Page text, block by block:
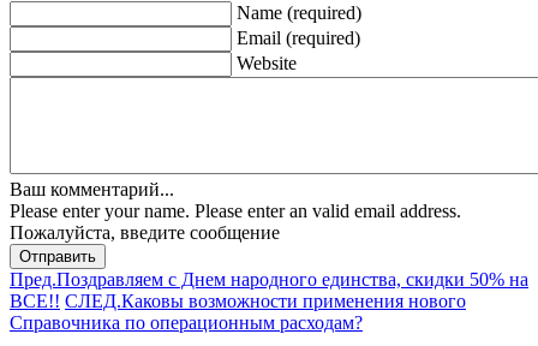
Name (required)
Email (required)
Website
Ваш комментарий...
Please enter your name. Please enter an valid email address.
Пожалуйста, введите сообщение
Отправить
Пред.Поздравляем с Днем народного единства, скидки 50% на
ВСЕ!! СЛЕД.Каковы возможности применения нового
Справочника по операционным расходам?